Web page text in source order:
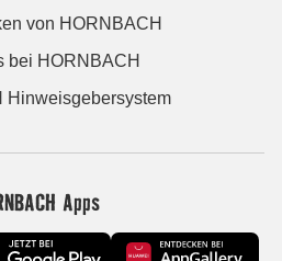
von HORNBACH
bei HORNBACH
Hinweisgebersystem
Apps